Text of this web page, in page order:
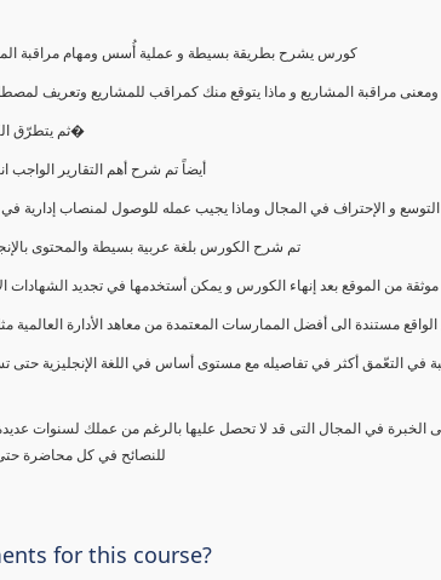
كورس يشرح بطريقة بسيطة و عملية أُسس ومهام مراقبة
ومعنى مراقبة المشاريع و ماذا يتوقع منك كمراقب للمشاريع وتعريف
ثم يتطرّق الكورس للجزء الأساسي و هوا شرح لمها�
أيضاً تم شرح أهم التقارير الواجب
التوسع و الإحتراف في المجال وماذا يجيب عمله للوصول لمنصاب إدارية
تم شرح الكورس بلغة عربية بسيطة والمحتوى
من الموقع بعد إنهاء الكورس و يمكن أستخدمها في تجديد الشهادات
الى أفضل الممارسات المعتمدة من معاهد الأدارة العالمية مثل
في التعّمق أكثر في تفاصيله مع مستوى أساس في اللغة الإنجليزية حتى
الخبرة في المجال التى قد لا تحصل عليها بالرغم من عملك لسنوات
للنصائح في كل محاضرة
for this course?